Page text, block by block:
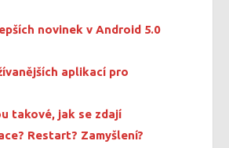
novinek v Android 5.0
aplikací pro
takové, jak se zdají
Restart? Zamyšlení?